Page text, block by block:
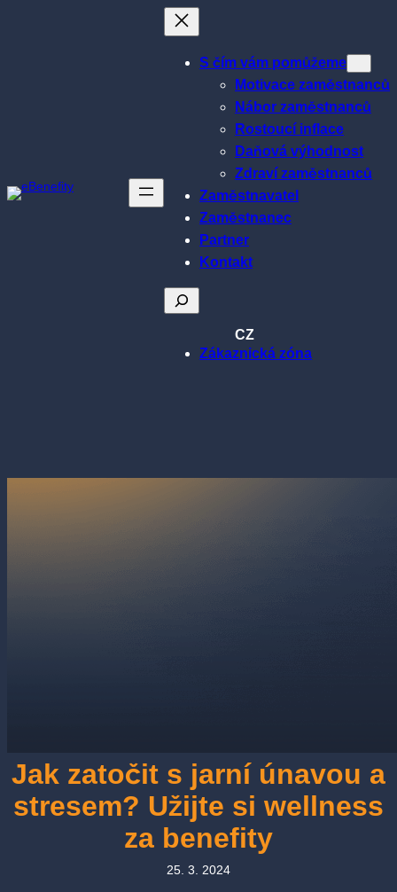
S čím vám pomůžeme
Motivace zaměstnanců
Nábor zaměstnanců
Rostoucí inflace
Daňová výhodnost
Zdraví zaměstnanců
Zaměstnavatel
Zaměstnanec
Partner
Kontakt
Hledat
CZ
Zákaznická zóna
Jak zatočit s jarní únavou a
stresem? Užijte si wellness
za benefity
25. 3. 2024